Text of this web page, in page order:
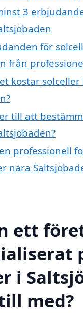
3
för
från
kostar solceller
till att
professionell
nära
ett
i
med?